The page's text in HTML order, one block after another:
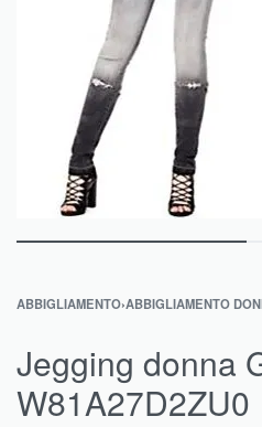
ABBIGLIAMENTO›ABBIGLIAMENTO
Jegging donna
W81A27D2ZU0